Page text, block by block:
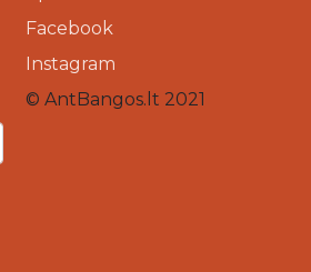
Facebook
Instagram
© AntBangos.lt 2021